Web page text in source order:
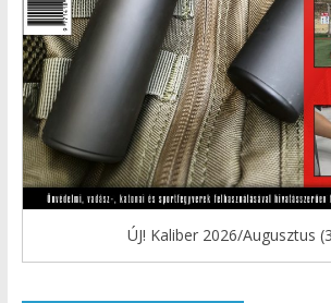
ÚJ! Kaliber 2026/Augusztus